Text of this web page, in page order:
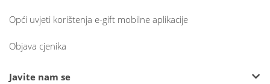
Opći uvjeti korištenja e-gift mobilne aplikacije
Objava cjenika
Javite nam se